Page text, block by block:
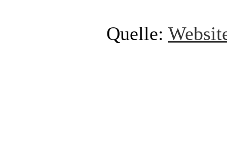
Quelle: